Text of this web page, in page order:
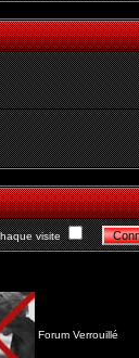
visite
Forum Verrouillé